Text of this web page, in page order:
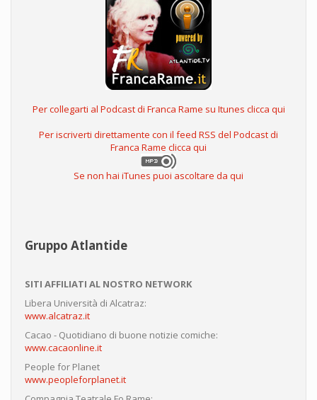
Per collegarti al Podcast di Franca Rame su Itunes clicca qui
Per iscriverti direttamente con il feed RSS del Podcast di
Franca Rame clicca qui
Se non hai iTunes puoi ascoltare da qui
Gruppo Atlantide
SITI AFFILIATI AL NOSTRO NETWORK
Libera Università di Alcatraz:
www.alcatraz.it
Cacao - Quotidiano di buone notizie comiche:
www.cacaonline.it
People for Planet
www.peopleforplanet.it